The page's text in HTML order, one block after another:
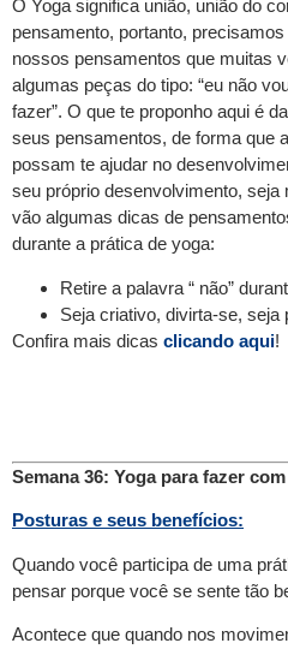
O Yoga significa união, união do
pensamento, portanto,
nossos pensamentos que muitas
algumas peças do tipo: “eu não
fazer”. O que te proponho aqui é
seus pensamentos, de forma que
possam te ajudar no
seu próprio desenvolvimento,
vão algumas dicas de
durante a prática de yoga:
Retire a palavra “ não”
Seja criativo, divirta-se, seja
Confira mais dicas clicando aqui!
Semana 36: Yoga para fazer
Posturas e seus benefícios:
Quando você participa de uma
pensar porque você se sente tão
Acontece que quando nos